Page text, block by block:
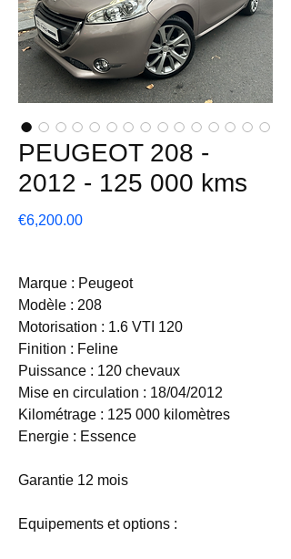
PEUGEOT 208 -
2012 - 125 000 kms
€6,200.00Price
Marque : Peugeot
Modèle : 208
Motorisation : 1.6 VTI 120
Finition : Feline
Puissance : 120 chevaux
Mise en circulation : 18/04/2012
Kilométrage : 125 000 kilomètres
Energie : Essence
Garantie 12 mois
Equipements et options :